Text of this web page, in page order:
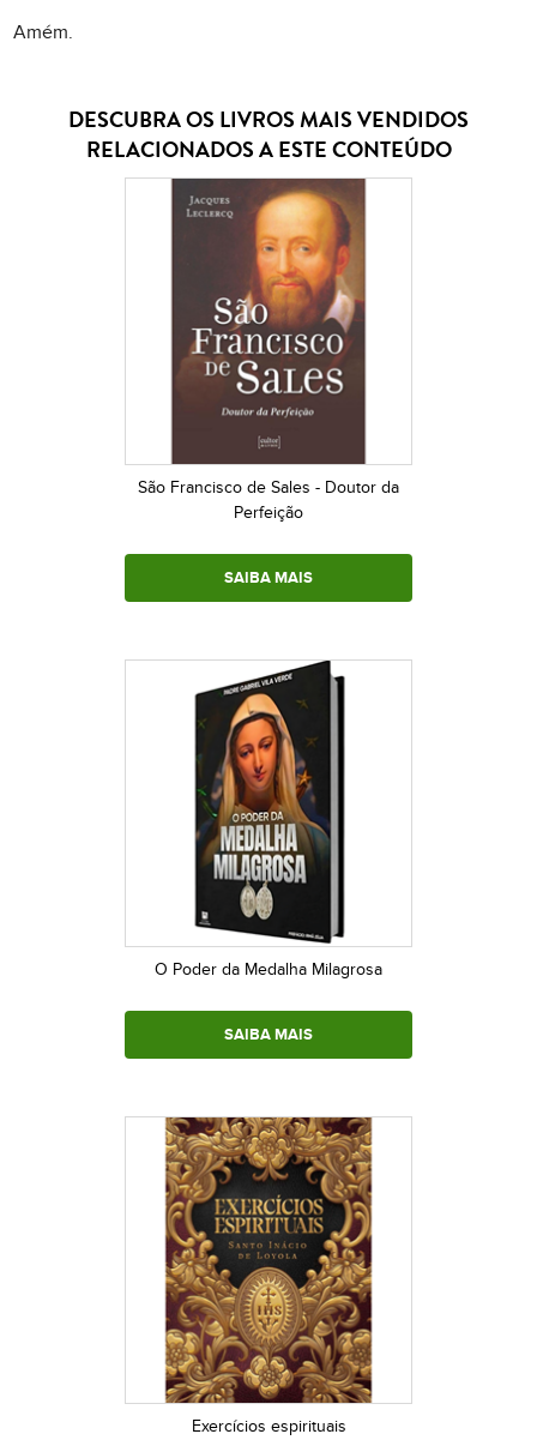
Amém.
DESCUBRA OS LIVROS MAIS VENDIDOS
RELACIONADOS A ESTE CONTEÚDO
São Francisco de Sales - Doutor da
Perfeição
SAIBA MAIS
O Poder da Medalha Milagrosa
SAIBA MAIS
Exercícios espirituais